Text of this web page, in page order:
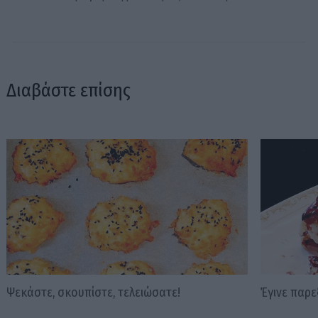
Διαβάστε επίσης
Ψεκάστε, σκουπίστε, τελειώσατε! Έγινε